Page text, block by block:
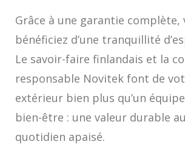
Grâce à une garantie complète,
bénéficiez d’une tranquillité
Le savoir-faire finlandais et la
responsable Novitek font de
extérieur bien plus qu’un
bien-être : une valeur durable
quotidien apaisé.